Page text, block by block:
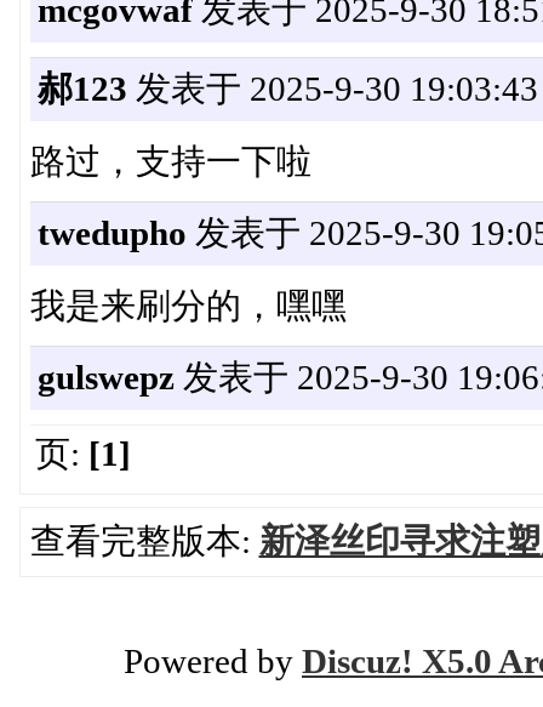
mcgovwaf发表于 2025-9-30
郝123 发表于 2025-9-30 19:03:43
路过，支持一下啦
twedupho 发表于 2025-9-30
我是来刷分的，嘿嘿
gulswepz发表于 2025-9-30
页: [1]
查看完整版本: 新泽丝印寻求注
Powered by Discuz! X5.0